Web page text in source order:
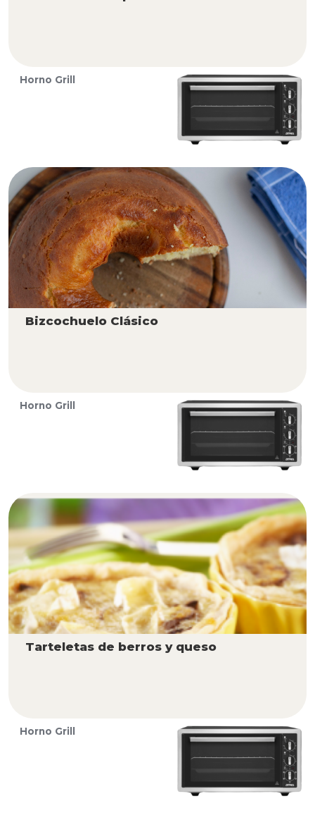
Horno Grill
Bizcochuelo Clásico
Horno Grill
Tarteletas de berros y queso
Horno Grill